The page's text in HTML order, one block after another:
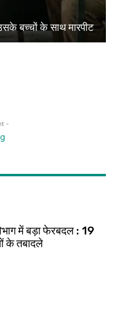
बच्चों के साथ मारपीट
-
में बड़ा फेरबदल : 19
के तबादले